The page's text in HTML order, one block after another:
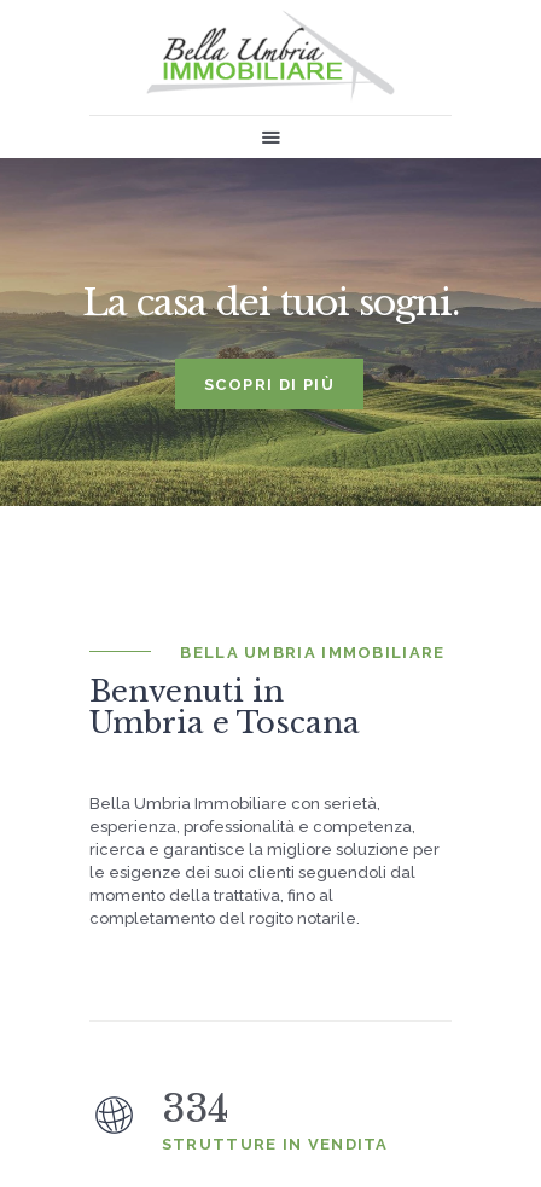
CHI SIAMO
INFORMAZIONI & NEWS
VENDI
CONTATTI
La casa dei tuoi sogni.
SCOPRI DI PIÙ
BELLA UMBRIA IMMOBILIARE
Benvenuti in
Umbria e Toscana
Bella Umbria Immobiliare con serietà,
esperienza, professionalità e competenza,
ricerca e garantisce la migliore soluzione per
le esigenze dei suoi clienti seguendoli dal
momento della trattativa, fino al
completamento del rogito notarile.
334
STRUTTURE IN VENDITA